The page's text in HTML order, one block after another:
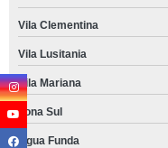
Vila Clementina
Vila Lusitania
Vila Mariana
Zona Sul
Água Funda